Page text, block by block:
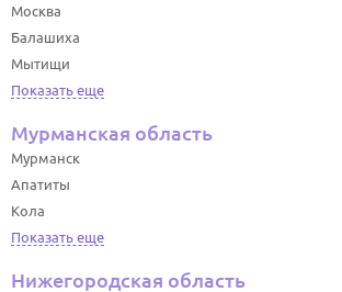
Москва
Балашиха
Мытищи
Показать еще
Мурманская область
Мурманск
Апатиты
Кола
Показать еще
Нижегородская область